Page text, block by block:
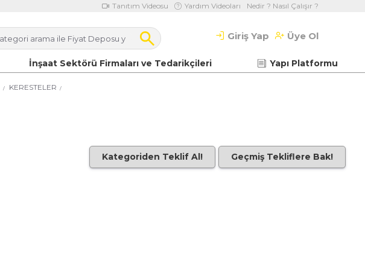
Tanıtım Videosu Yardım Videoları Nedir ? Nasıl Çalışır ?
Giriş Yap Üye Ol
İnşaat Sektörü Firmaları ve Tedarikçileri Yapı Platformu
KERESTELER
Kategoriden Teklif Al! Geçmiş Tekliflere Bak!